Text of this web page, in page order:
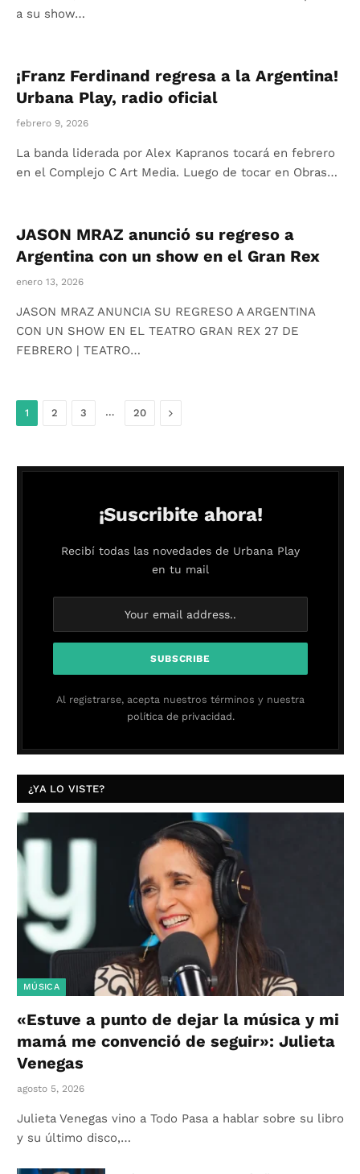
a su show…
¡Franz Ferdinand regresa a la Argentina!
Urbana Play, radio oficial
febrero 9, 2026
La banda liderada por Alex Kapranos tocará en febrero
en el Complejo C Art Media. Luego de tocar en Obras…
JASON MRAZ anunció su regreso a
Argentina con un show en el Gran Rex
enero 13, 2026
JASON MRAZ ANUNCIA SU REGRESO A ARGENTINA
CON UN SHOW EN EL TEATRO GRAN REX 27 DE
FEBRERO | TEATRO…
1 2 3 … 20 Siguiente
¡Suscribite ahora!
Recibí todas las novedades de Urbana Play
en tu mail
Al registrarse, acepta nuestros términos y nuestra
política de privacidad.
¿YA LO VISTE?
MÚSICA
«Estuve a punto de dejar la música y mi
mamá me convenció de seguir»: Julieta
Venegas
agosto 5, 2026
Julieta Venegas vino a Todo Pasa a hablar sobre su libro
y su último disco,…